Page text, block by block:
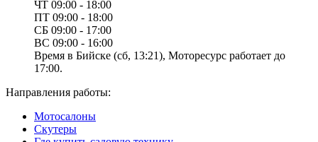
ЧТ 09:00 - 18:00
ПТ 09:00 - 18:00
СБ 09:00 - 17:00
ВС 09:00 - 16:00
Время в Бийске (сб, 13:21), Моторесурс работает до
17:00.
Направления работы:
Мотосалоны
Скутеры